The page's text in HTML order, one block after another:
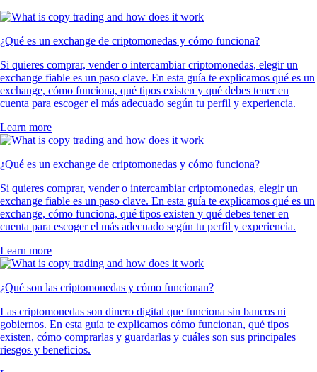
¿Qué es un exchange de criptomonedas y cómo funciona?
Si quieres comprar, vender o intercambiar criptomonedas, elegir un
exchange fiable es un paso clave. En esta guía te explicamos qué es un
exchange, cómo funciona, qué tipos existen y qué debes tener en
cuenta para escoger el más adecuado según tu perfil y experiencia.
Learn more
¿Qué es un exchange de criptomonedas y cómo funciona?
Si quieres comprar, vender o intercambiar criptomonedas, elegir un
exchange fiable es un paso clave. En esta guía te explicamos qué es un
exchange, cómo funciona, qué tipos existen y qué debes tener en
cuenta para escoger el más adecuado según tu perfil y experiencia.
Learn more
¿Qué son las criptomonedas y cómo funcionan?
Las criptomonedas son dinero digital que funciona sin bancos ni
gobiernos. En esta guía te explicamos cómo funcionan, qué tipos
existen, cómo comprarlas y guardarlas y cuáles son sus principales
riesgos y beneficios.